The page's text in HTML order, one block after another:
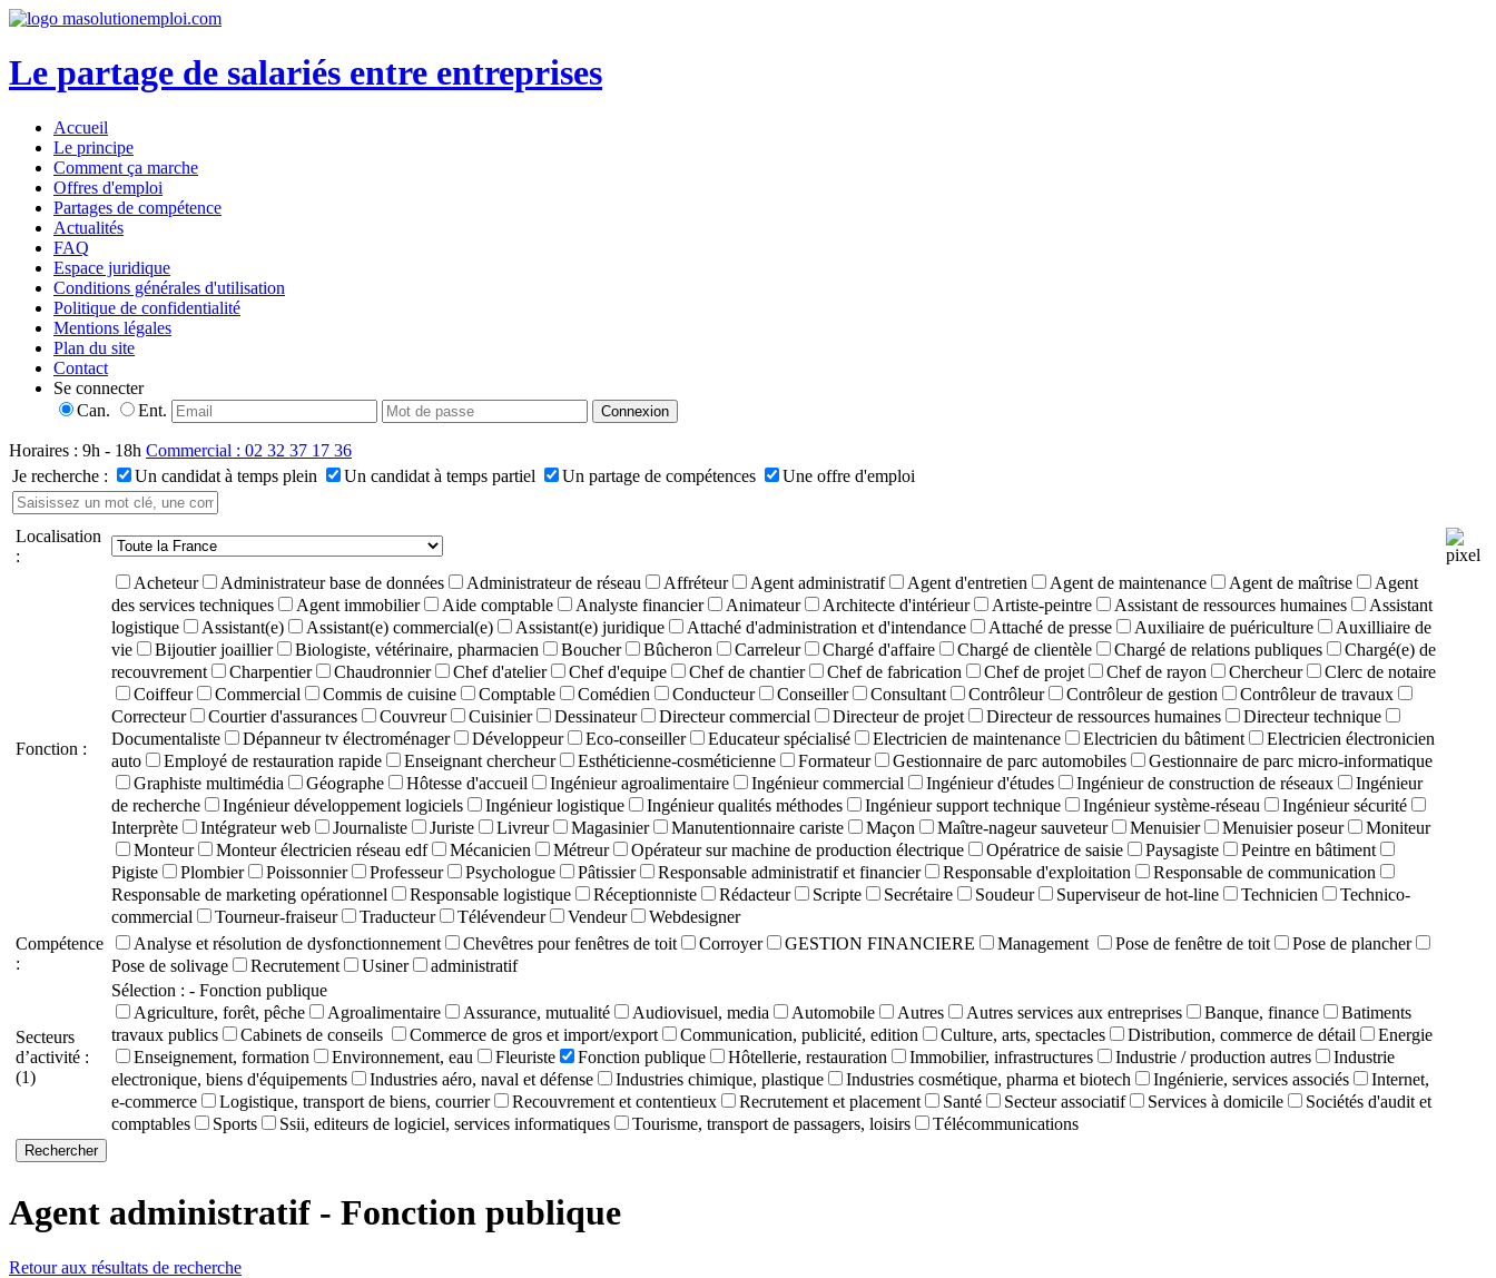
Le partage de salariés entre entreprises
Accueil
Le principe
Comment ça marche
Offres d'emploi
Partages de compétence
Actualités
FAQ
Espace juridique
Conditions générales d'utilisation
Politique de confidentialité
Mentions légales
Plan du site
Contact
Se connecter
Can.
Ent.
Horaires : 9h - 18h Commercial : 02 32 37 17 36
Je recherche :
Un candidat à temps plein Un candidat à temps partiel Un partage de compétences Une offre d'emploi
Localisation
:
Fonction :
Acheteur Administrateur base de données Administrateur de réseau Affréteur Agent administratif Agent d'entretien Agent de maintenance Agent de maîtrise
Agent
des services techniques
Agent immobilier Aide comptable Analyste financier Animateur Architecte d'intérieur Artiste-peintre Assistant de ressources humaines
Assistant
logistique
Assistant(e) Assistant(e) commercial(e) Assistant(e) juridique Attaché d'administration et d'intendance Attaché de presse Auxiliaire de puériculture
Auxilliaire de
vie
Bijoutier joaillier Biologiste, vétérinaire, pharmacien Boucher Bûcheron Carreleur Chargé d'affaire Chargé de clientèle Chargé de relations publiques
Chargé(e) de
recouvrement
Charpentier Chaudronnier Chef d'atelier Chef d'equipe Chef de chantier Chef de fabrication Chef de projet Chef de rayon Chercheur
Clerc de notaire
Coiffeur
Commercial Commis de cuisine Comptable Comédien Conducteur Conseiller Consultant Contrôleur Contrôleur de gestion
Contrôleur de travaux
Correcteur
Courtier d'assurances Couvreur Cuisinier Dessinateur Directeur commercial Directeur de projet Directeur de ressources humaines
Directeur technique
Documentaliste
Dépanneur tv électroménager Développeur Eco-conseiller Educateur spécialisé Electricien de maintenance Electricien du bâtiment
Electricien électronicien
auto
Employé de restauration rapide Enseignant chercheur Esthéticienne-cosméticienne Formateur Gestionnaire de parc automobiles
Gestionnaire de parc micro-informatique
Graphiste multimédia
Géographe Hôtesse d'accueil Ingénieur agroalimentaire Ingénieur commercial Ingénieur d'études Ingénieur de construction de réseaux
Ingénieur
de recherche
Ingénieur développement logiciels Ingénieur logistique Ingénieur qualités méthodes Ingénieur support technique Ingénieur système-réseau
Ingénieur sécurité
Interprète
Intégrateur web Journaliste Juriste Livreur Magasinier Manutentionnaire cariste Maçon Maître-nageur sauveteur Menuisier Menuisier poseur
Moniteur
Monteur
Monteur électricien réseau edf Mécanicien Métreur Opérateur sur machine de production électrique Opératrice de saisie Paysagiste
Peintre en bâtiment
Pigiste
Plombier Poissonnier Professeur Psychologue Pâtissier Responsable administratif et financier Responsable d'exploitation
Responsable de communication
Responsable de marketing opérationnel
Responsable logistique Réceptionniste Rédacteur Scripte Secrétaire Soudeur Superviseur de hot-line Technicien
Technico-
commercial
Tourneur-fraiseur Traducteur Télévendeur Vendeur
Webdesigner
Compétence
:
Analyse et résolution de dysfonctionnement Chevêtres pour fenêtres de toit Corroyer GESTION FINANCIERE Management Pose de fenêtre de toit
Pose de plancher
Pose de solivage
Recrutement Usiner administratif
Secteurs
d’activité :
(1)
Sélection : - Fonction publique
Agriculture, forêt, pêche
Agroalimentaire Assurance, mutualité Audiovisuel, media Automobile Autres Autres services aux entreprises Banque, finance
Batiments
travaux publics
Cabinets de conseils Commerce de gros et import/export Communication, publicité, edition Culture, arts, spectacles Distribution, commerce de détail
Energie
Enseignement, formation
Environnement, eau Fleuriste Fonction publique Hôtellerie, restauration Immobilier, infrastructures Industrie / production autres
Industrie
electronique, biens d'équipements
Industries aéro, naval et défense Industries chimique, plastique Industries cosmétique, pharma et biotech Ingénierie, services associés
Internet,
e-commerce
Logistique, transport de biens, courrier Recouvrement et contentieux Recrutement et placement Santé Secteur associatif Services à domicile
Sociétés d'audit et
comptables
Sports Ssii, editeurs de logiciel, services informatiques Tourisme, transport de passagers, loisirs Télécommunications
Agent administratif - Fonction publique
Retour aux résultats de recherche